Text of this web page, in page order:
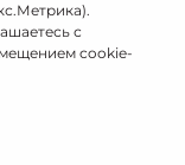
с
cookie-